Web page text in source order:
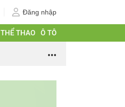
Đăng nhập
THỂ THAO Ô TÔ